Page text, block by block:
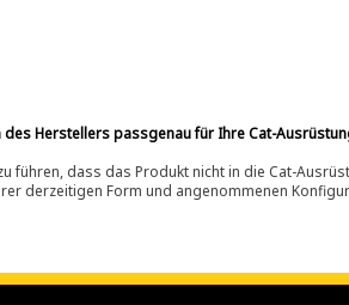
Herstellers passgenau für Ihre Cat-
dass das Produkt nicht in die Cat-
derzeitigen Form und angenommenen